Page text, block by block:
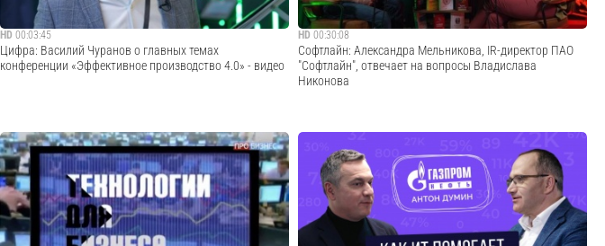
HD 00:03:45
Цифра: Василий Чуранов о главных темах
конференции «Эффективное производство 4.0» - видео
Продолжаем делиться короткими роликами с интервью
экспертов на практической промышленной конференции
«Эффективное производство 4.0». Директор конференции
Василий Чуранов в нашем разговоре отметил, насколько
важен сегодня сбор промышленных д...
HD 00:30:08
Софтлайн: Александра Мельникова, IR-директор ПАО
"Софтлайн", отвечает на вопросы Владислава
Никонова
Александра Мельникова, IR-директор ПАО "Софтлайн",
отвечает на вопросы Владислава Никонова00:00
Введение 05:54 Что предлагает Софтлайн? 09:02 Штат
компании составляет более 11 тыс. человек 11:36 Кто
наши основные клиенты? 12:59 Высокая став...